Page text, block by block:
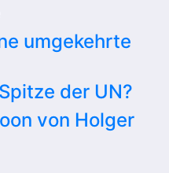
umgekehrte
der UN?
von Holger